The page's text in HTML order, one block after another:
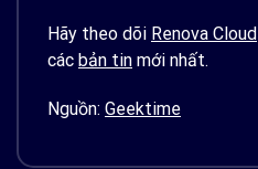
Hãy theo dõi Renova Cloud
các bản tin mới nhất.
Nguồn: Geektime